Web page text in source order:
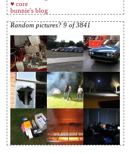
♥ core
bunnie's blog
Random pictures? 9 of 3841